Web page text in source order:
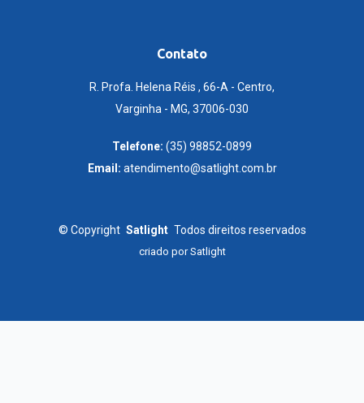
Contato
R. Profa. Helena Réis , 66-A - Centro,
Varginha - MG, 37006-030
Telefone: (35) 98852-0899
Email: atendimento@satlight.com.br
© Copyright Satlight Todos direitos reservados
criado porSatlight